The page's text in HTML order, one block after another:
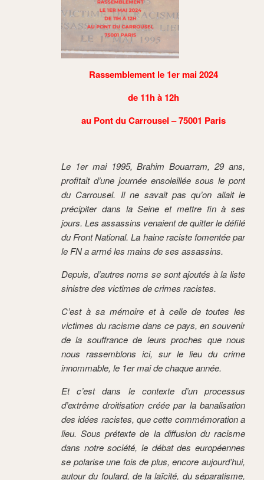
Rassemblement le 1er mai 2024
de 11h à 12h
au Pont du Carrousel –75001 Paris
Le 1er mai 1995, Brahim Bouarram, 29 ans,
profitait d’une journée ensoleillée sous le pont
du Carrousel. Il ne savait pas qu’on allait le
précipiter dans la Seine et mettre fin à ses
jours. Les assassins venaient de quitter le défilé
du Front National. La haine raciste fomentée par
le FN a armé les mains de ses assassins.
Depuis, d’autres noms se sont ajoutés à la liste
sinistre des victimes de crimes racistes.
C’est à sa mémoire et à celle de toutes les
victimes du racisme dans ce pays, en souvenir
de la souffrance de leurs proches que nous
nous rassemblons ici, sur le lieu du crime
innommable, le 1er mai de chaque année.
Et c’est dans le contexte d’un processus
d’extrême droitisation créée par la banalisation
des idées racistes, que cette commémoration a
lieu. Sous prétexte de la diffusion du racisme
dans notre société, le débat des européennes
se polarise une fois de plus, encore aujourd’hui,
autour du foulard, de la laïcité, du séparatisme,